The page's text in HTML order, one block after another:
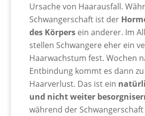
Ursache von Haarausfall.
Schwangerschaft ist der
des Körpersein anderer. Im
stellen Schwangere eher ein
Haarwachstum fest. Wochen
Entbindung kommt es dann
Haarverlust. Das ist ein
und nicht weiter
während der Schwangerschaft